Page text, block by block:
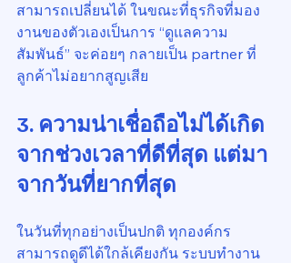
สามารถเปลี่ยนได้ ในขณะที่ธุรกิจที่มอง
งานของตัวเองเป็นการ “ดูแลความ
สัมพันธ์” จะค่อยๆ กลายเป็น partner ที่
ลูกค้าไม่อยากสูญเสีย
3. ความน่าเชื่อถือไม่ได้เกิด
จากช่วงเวลาที่ดีที่สุด แต่มา
จากวันที่ยากที่สุด
ในวันที่ทุกอย่างเป็นปกติ ทุกองค์กร
สามารถดูดีได้ใกล้เคียงกัน ระบบทำงาน